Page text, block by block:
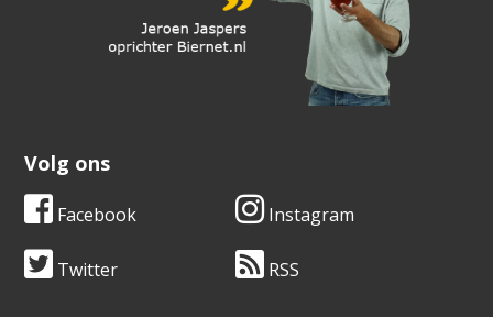
Volg ons
Facebook Instagram
Twitter RSS